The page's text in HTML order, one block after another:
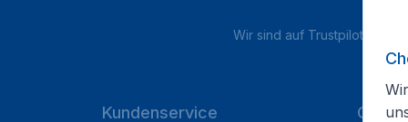
Wir sind auf Trustpilot mit
Kundenservice